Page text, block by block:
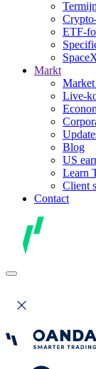
ETF-
Markt
Live-
Blog
US
Learn
Client
Contact